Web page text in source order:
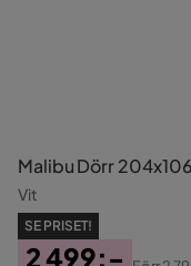
Malibu Dörr
Vit
SE PRISET!
2 499:-